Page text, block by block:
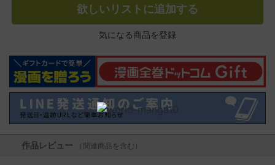
欲しいリストに追加する
気になる商品を登録
作品レビュー （関連商品を含む）